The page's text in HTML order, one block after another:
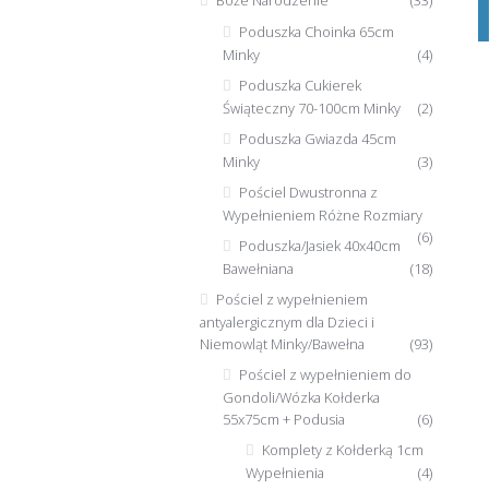
Poduszka Choinka 65cm
Minky
(4)
Poduszka Cukierek
Świąteczny 70-100cm Minky
(2)
Poduszka Gwiazda 45cm
Minky
(3)
Pościel Dwustronna z
Wypełnieniem Różne Rozmiary
(6)
Poduszka/Jasiek 40x40cm
Bawełniana
(18)
Pościel z wypełnieniem
antyalergicznym dla Dzieci i
Niemowląt Minky/Bawełna
(93)
Pościel z wypełnieniem do
Gondoli/Wózka Kołderka
55x75cm + Podusia
(6)
Komplety z Kołderką 1cm
Wypełnienia
(4)